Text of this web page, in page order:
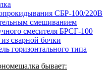
бывает: